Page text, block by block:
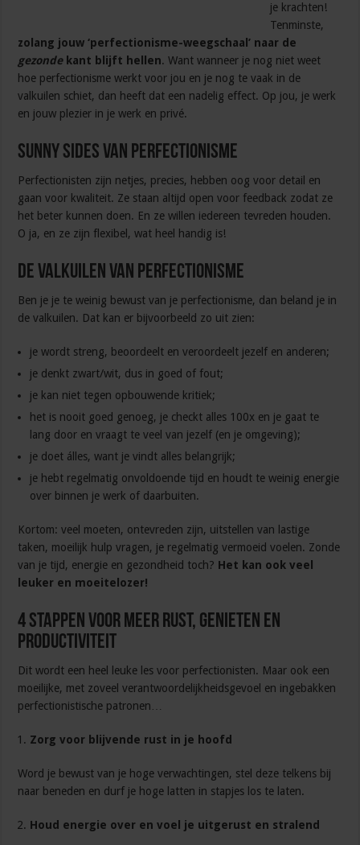
je krachten!
Tenminste,
zolang jouw ‘perfectionisme-weegschaal’ naar de
gezondekant blijft hellen. Want wanneer je nog niet weet
hoe perfectionisme werkt voor jou en je nog te vaak in de
valkuilen schiet, dan heeft dat een nadelig effect. Op jou, je werk
en jouw plezier in je werk en privé.
Sunny sides van perfectionisme
Perfectionisten zijn netjes, precies, hebben oog voor detail en
gaan voor kwaliteit. Ze staan altijd open voor feedback zodat ze
het beter kunnen doen. En ze willen iedereen tevreden houden.
O ja, en ze zijn flexibel, wat heel handig is!
De valkuilen van perfectionisme
Ben je je te weinig bewust van je perfectionisme, dan beland je in
de valkuilen. Dat kan er bijvoorbeeld zo uit zien:
je wordt streng, beoordeelt en veroordeelt jezelf en anderen;
je denkt zwart/wit, dus in goed of fout;
je kan niet tegen opbouwende kritiek;
het is nooit goed genoeg, je checkt alles 100x en je gaat te
lang door en vraagt te veel van jezelf (en je omgeving);
je doet álles, want je vindt alles belangrijk;
je hebt regelmatig onvoldoende tijd en houdt te weinig energie
over binnen je werk of daarbuiten.
Kortom: veel moeten, ontevreden zijn, uitstellen van lastige
taken, moeilijk hulp vragen, je regelmatig vermoeid voelen. Zonde
van je tijd, energie en gezondheid toch? Het kan ook veel
leuker en moeitelozer!
4 Stappen voor meer rust, genieten en
productiviteit
Dit wordt een heel leuke les voor perfectionisten. Maar ook een
moeilijke, met zoveel verantwoordelijkheidsgevoel en ingebakken
perfectionistische patronen…
Zorg voor blijvende rust in je hoofd
Word je bewust van je hoge verwachtingen, stel deze telkens bij
naar beneden en durf je hoge latten in stapjes los te laten.
Houd energie over en voel je uitgerust en stralend